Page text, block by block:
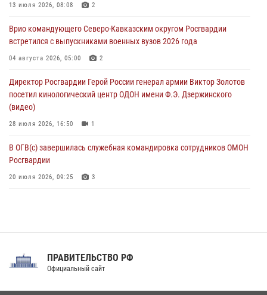
В Кабардино-Балкарии сотрудники Росгвардии провели турнир по
08 августа 2026, 07:00
Военнослужащие Софринской бригады Росгвардии встретились с
дорогой к Победе в СВО» (видео)
2 1
13 июля 2026, 08:08 2
Врио командующего Северо-Кавказским округом Росгвардии
встретился с выпускниками военных вузов 2026 года
04 августа 2026, 05:00 2
Директор Росгвардии Герой России генерал армии Виктор Золотов
посетил кинологический центр ОДОН имени Ф.Э. Дзержинского
(видео)
28 июля 2026, 16:50 1
В ОГВ(с) завершилась служебная командировка сотрудников ОМОН
Росгвардии
20 июля 2026, 09:25 3
Праздник «Один день с Росгвардией» к 105-летию Центрального
ПРАВИТЕЛЬСТВО РФ
Официальный сайт